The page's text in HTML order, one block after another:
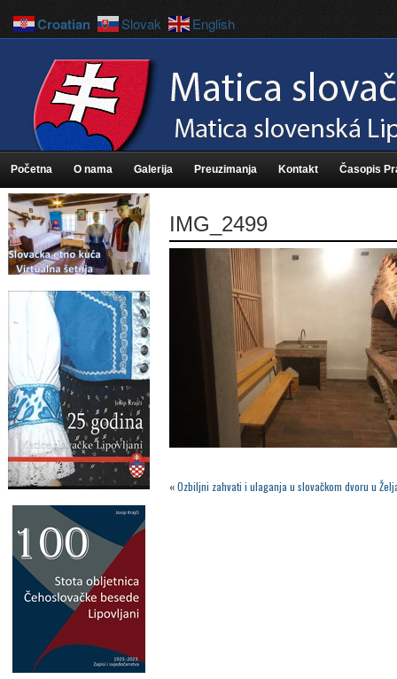
Početna O nama Galerija Preuzimanja Kontakt Časopis
IMG_2499
«Ozbiljni zahvati i ulaganja u slovačkom dvoru u
Croatian Slovak English